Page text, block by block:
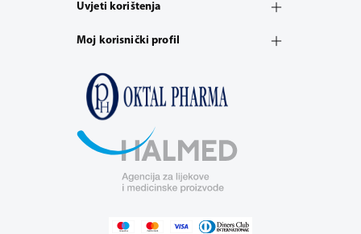
Uvjeti korištenja
Moj korisnički profil